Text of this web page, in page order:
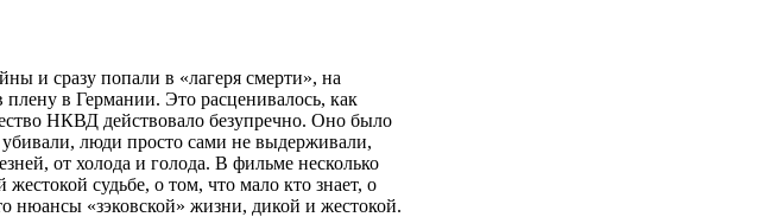
и сразу попали в «лагеря смерти», на
в Германии. Это расценивалось, как
НКВД действовало безупречно. Оно было
люди просто сами не выдерживали,
от холода и голода. В фильме несколько
судьбе, о том, что мало кто знает, о
нюансы «зэковской» жизни, дикой и жестокой.